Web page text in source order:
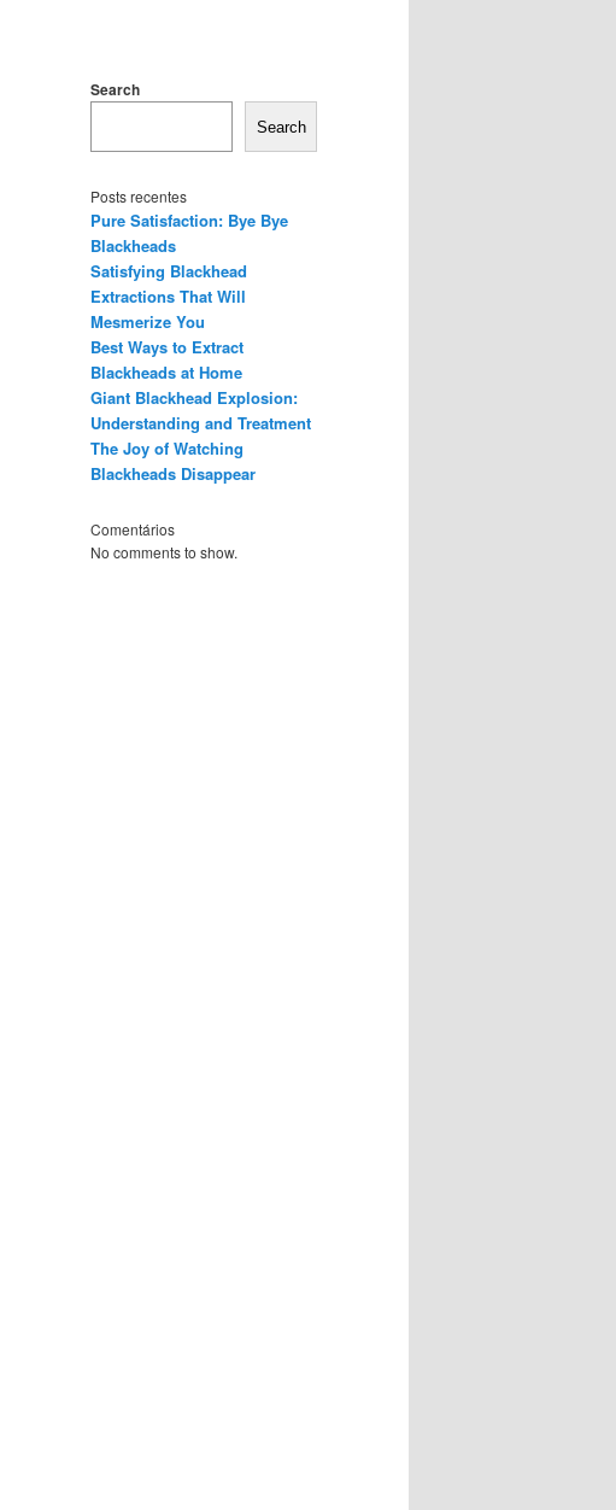
Search
Search
Posts recentes
Pure Satisfaction: Bye Bye
Blackheads
Satisfying Blackhead
Extractions That Will
Mesmerize You
Best Ways to Extract
Blackheads at Home
Giant Blackhead Explosion:
Understanding and Treatment
The Joy of Watching
Blackheads Disappear
Comentários
No comments to show.